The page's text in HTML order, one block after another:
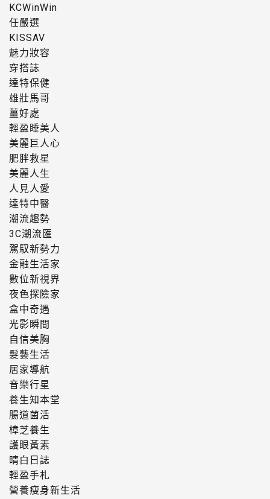
KCWinWin
任嚴選
KISSAV
魅力妝容
穿搭誌
達特保健
雄壯馬哥
薑好處
輕盈睡美人
美麗巨人心
肥胖救星
美麗人生
人見人愛
達特中醫
潮流趨勢
3C潮流匯
駕馭新勢力
金融生活家
數位新視界
夜色探險家
盒中奇遇
光影瞬間
自信美胸
髮藝生活
居家導航
音樂行星
養生知本堂
腸道菌活
樟芝養生
護眼黃素
晴白日誌
輕盈手札
營養瘦身新生活